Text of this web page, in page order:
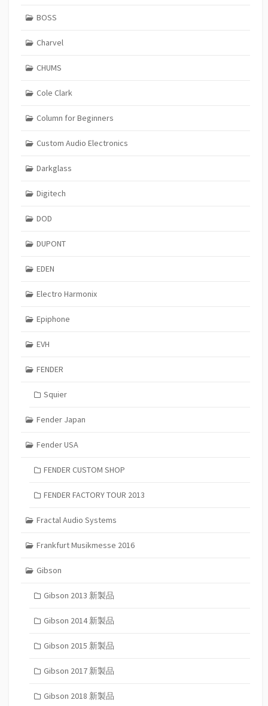
BOSS
Charvel
CHUMS
Cole Clark
Column for Beginners
Custom Audio Electronics
Darkglass
Digitech
DOD
DUPONT
EDEN
Electro Harmonix
Epiphone
EVH
FENDER
Squier
Fender Japan
Fender USA
FENDER CUSTOM SHOP
FENDER FACTORY TOUR 2013
Fractal Audio Systems
Frankfurt Musikmesse 2016
Gibson
Gibson 2013 新製品
Gibson 2014 新製品
Gibson 2015 新製品
Gibson 2017 新製品
Gibson 2018 新製品